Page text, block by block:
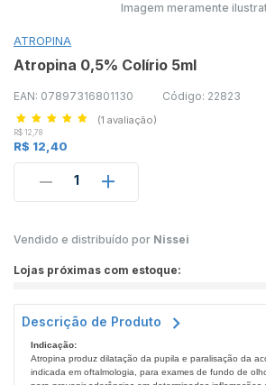
Imagem meramente
ATROPINA
Atropina 0,5% Colírio 5ml
EAN: 07897316801130 Código: 22823
(1 avaliação)
R$ 12,78
R$ 12,40
1
Vendido e distribuído por Nissei
Lojas próximas com estoque:
Descrição de Produto
Indicação:
Atropina produz dilatação da pupila e paralisação da
indicada em oftalmologia, para exames de fundo de